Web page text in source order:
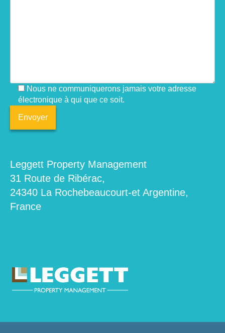
Nous ne communiquerons jamais votre adresse
électronique à qui que ce soit.
Leggett Property Management
31 Route de Ribérac,
24340 La Rochebeaucourt-et Argentine,
France